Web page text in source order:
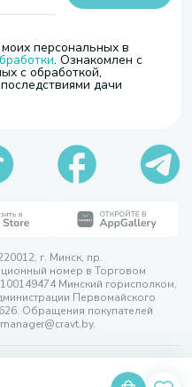
персональных в
. Ознакомлен с
с обработкой,
дачи
г. Минск, пр.
номер в Торговом
Минский горисполком,
Первомайского
Обращения покупателей